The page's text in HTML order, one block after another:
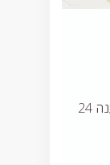
מחפש מנעולן באבן ספיר? אנחנו נותנים מענה 24